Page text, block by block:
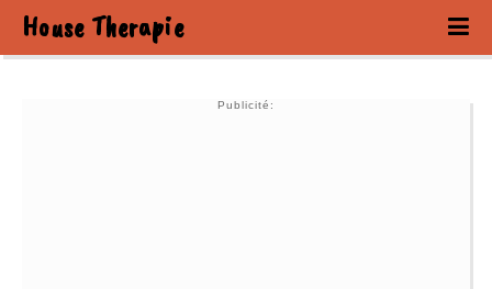
House Therapie
Publicité: